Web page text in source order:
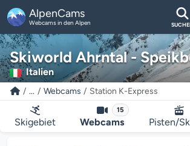
AlpenCams
Webcams in den Alpen
Skiworld Ahrntal -
Italien
... Webcams Station K-Express
Skigebiet
15
Webcams Pisten/